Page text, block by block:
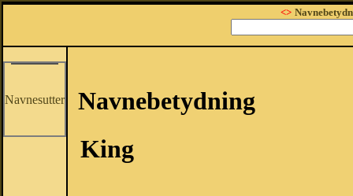
<>
Navnesutter
Navnebetydning
King